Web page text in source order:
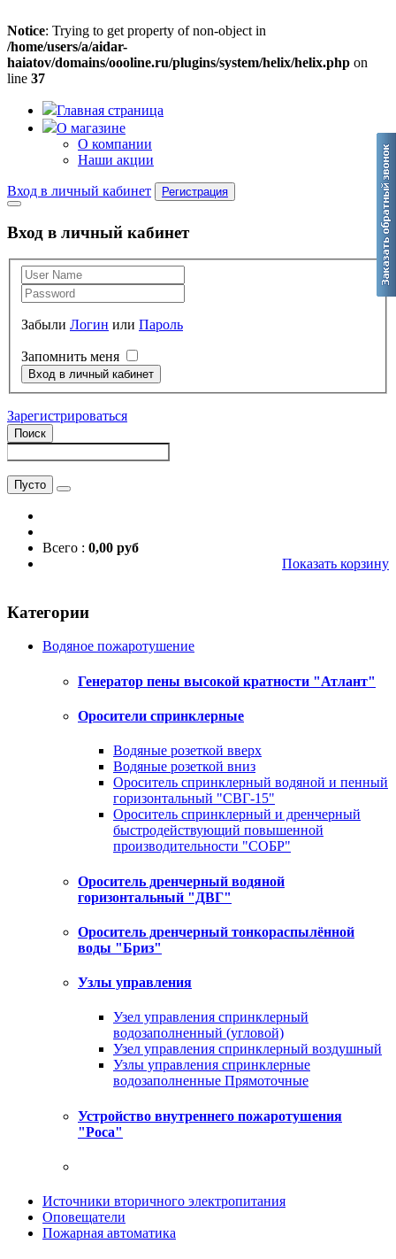
Notice: Trying to get property of non-object in
/home/users/a/aidar-
haiatov/domains/oooline.ru/plugins/system/helix/helix.php on
line 37
Главная страница
О магазине
О компании
Наши акции
Вход в личный кабинет Регистрация
Вход в личный кабинет
Забыли Логин или Пароль
Запомнить меня
Зарегистрироваться
Поиск
Пусто
Всего : 0,00 руб
Показать корзину
Категории
Водяное пожаротушение
Генератор пены высокой кратности "Атлант"
Оросители спринклерные
Водяные розеткой вверх
Водяные розеткой вниз
Ороситель спринклерный водяной и пенный
горизонтальный "СВГ-15"
Ороситель спринклерный и дренчерный
быстродействующий повышенной
производительности "СОБР"
Ороситель дренчерный водяной
горизонтальный "ДВГ"
Ороситель дренчерный тонкораспылённой
воды "Бриз"
Узлы управления
Узел управления спринклерный
водозаполненный (угловой)
Узел управления спринклерный воздушный
Узлы управления спринклерные
водозаполненные Прямоточные
Устройство внутреннего пожаротушения
"Роса"
Источники вторичного электропитания
Оповещатели
Пожарная автоматика